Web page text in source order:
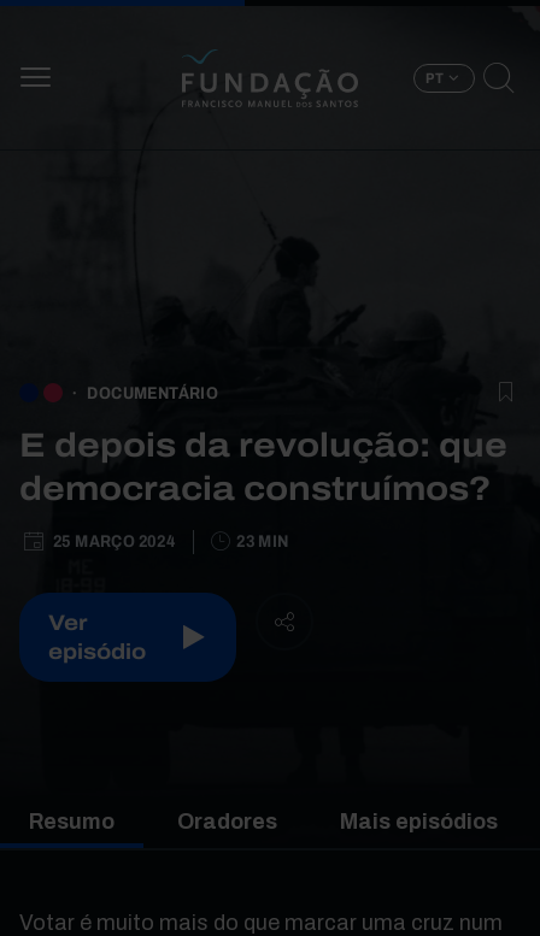
PT
DOCUMENTÁRIO
E depois da revolução: que
democracia construímos?
25 MARÇO 2024 23 MIN
Ver
episódio
Resumo Oradores Mais episódios
Votar é muito mais do que marcar uma cruz num